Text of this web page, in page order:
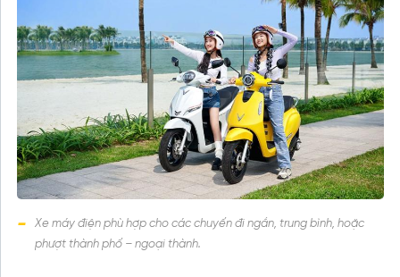
Xe máy điện phù hợp cho các chuyến đi ngắn, trung bình, hoặc
phượt thành phố – ngoại thành.